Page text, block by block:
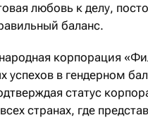
любовь к делу,
баланс.
корпорация
в гендерном
статус
странах, где